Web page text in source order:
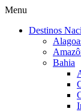
Menu
Destinos
Bahia